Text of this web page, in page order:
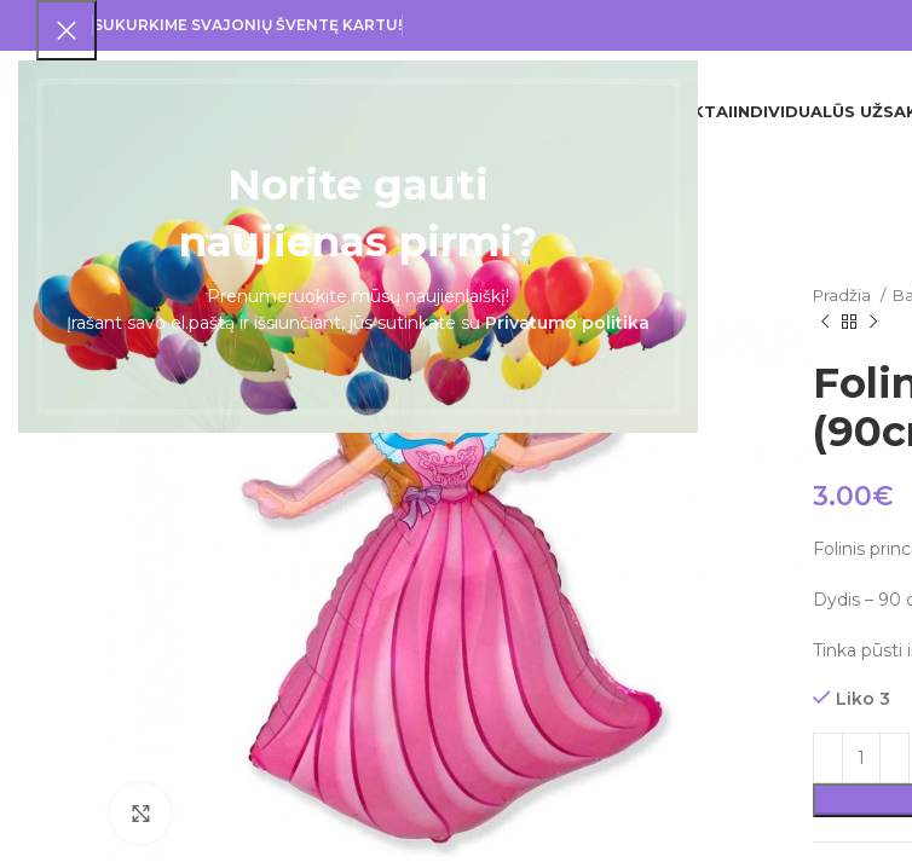
Norite gauti
naujienas pirmi?
Prenumeruokite mūsų naujienlaiškį!
Įrašant savo el.paštą ir išsiunčiant, jūs sutinkate suPrivatumo politika
SUKURKIME SVAJONIŲ ŠVENTĘ KARTU!
VISI PRODUKTAIINDIVIDUALŪS
Pradžia
3.00€
Folinis
Dydis – 90
Tinka pūsti
Liko 3